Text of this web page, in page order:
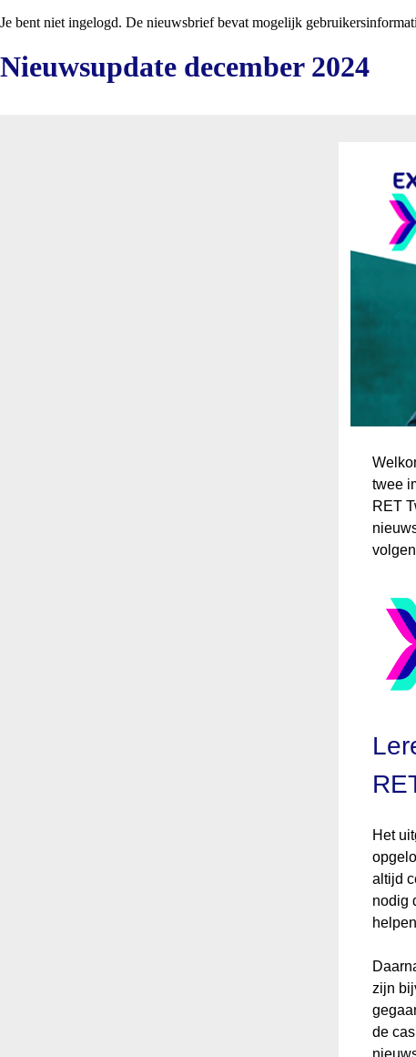
Je bent niet ingelogd. De nieuwsbrief bevat mogelijk
Nieuwsupdate december 2024